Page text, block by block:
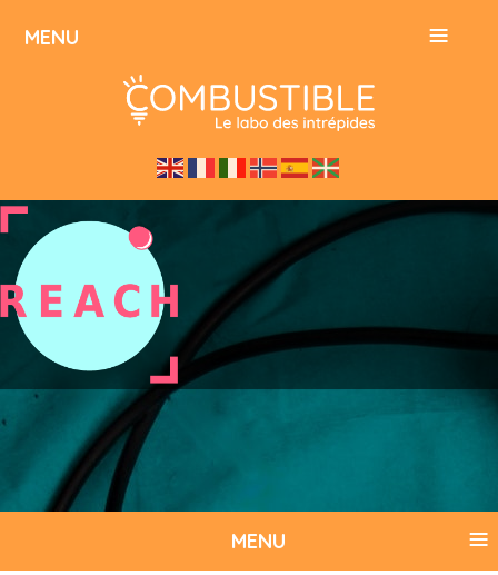
MENU ≡
MENU ≡